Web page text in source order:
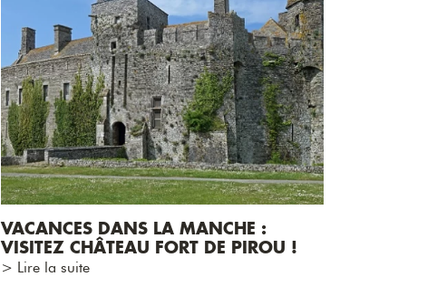
VACANCES DANS LA MANCHE :
VISITEZ CHÂTEAU FORT DE PIROU !
> Lire la suite